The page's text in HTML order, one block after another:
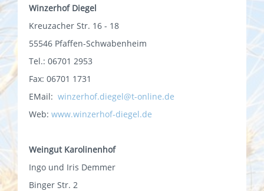
Winzerhof Diegel
Kreuzacher Str. 16 - 18
55546 Pfaffen-Schwabenheim
Tel.: 06701 2953
Fax: 06701 1731
EMail: winzerhof.diegel@t-online.de
Web: www.winzerhof-diegel.de
Weingut Karolinenhof
Ingo und Iris Demmer
Binger Str. 2